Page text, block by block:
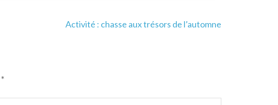
Activité : chasse aux trésors de l’automne
*